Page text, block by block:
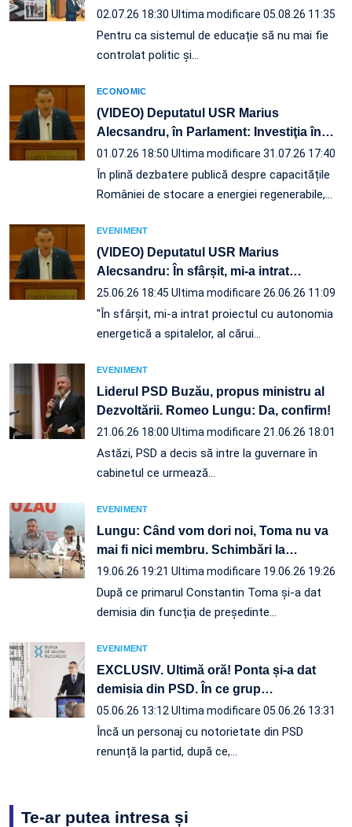
02.07.26 18:30 Ultima modificare 05.08.26 11:35
Pentru ca sistemul de educație să nu mai fie
controlat politic și…
ECONOMIC
(VIDEO) Deputatul USR Marius
Alecsandru, în Parlament: Investiţia în…
01.07.26 18:50 Ultima modificare 31.07.26 17:40
În plină dezbatere publică despre capacitățile
României de stocare a energiei regenerabile,…
EVENIMENT
(VIDEO) Deputatul USR Marius
Alecsandru: În sfârșit, mi-a intrat…
25.06.26 18:45 Ultima modificare 26.06.26 11:09
"În sfârșit, mi-a intrat proiectul cu autonomia
energetică a spitalelor, al cărui…
EVENIMENT
Liderul PSD Buzău, propus ministru al
Dezvoltării. Romeo Lungu: Da, confirm!
21.06.26 18:00 Ultima modificare 21.06.26 18:01
Astăzi, PSD a decis să intre la guvernare în
cabinetul ce urmează…
EVENIMENT
Lungu: Când vom dori noi, Toma nu va
mai fi nici membru. Schimbări la…
19.06.26 19:21 Ultima modificare 19.06.26 19:26
După ce primarul Constantin Toma și-a dat
demisia din funcția de președinte…
EVENIMENT
EXCLUSIV. Ultimă oră! Ponta și-a dat
demisia din PSD. În ce grup…
05.06.26 13:12 Ultima modificare 05.06.26 13:31
Încă un personaj cu notorietate din PSD
renunță la partid, după ce,…
Te-ar putea intresa și